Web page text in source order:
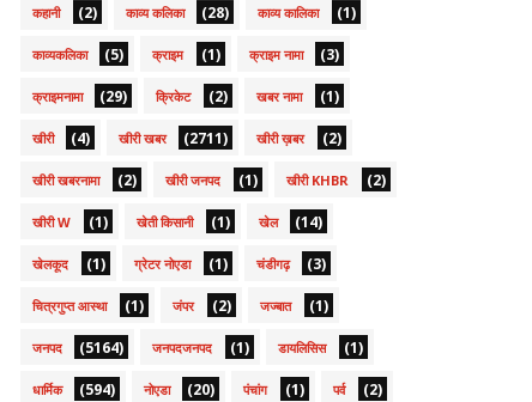
कहानी (2) काव्य कलिका (28) काव्य कालिका (1)
काव्यकलिका (5) क्राइम (1) क्राइम नामा (3)
क्राइमनामा (29) क्रिकेट (2) खबर नामा (1)
खीरी (4) खीरी खबर (2711) खीरी ख़बर (2)
खीरी खबरनामा (2) खीरी जनपद (1) खीरी KHBR (2)
खीरी W (1) खेती किसानी (1) खेल (14)
खेलकूद (1) ग्रेटर नोएडा (1) चंडीगढ़ (3)
चित्रगुप्त आस्था (1) जंपर (2) जज्बात (1)
जनपद (5164) जनपदजनपद (1) डायलिसिस (1)
धार्मिक (594) नोएडा (20) पंचांग (1) पर्व (2)